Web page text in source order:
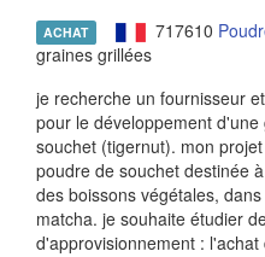
ACHAT 717610
graines grillées
je recherche un fournisseur
pour le développement
souchet (tigernut). mon
poudre de souchet destinée
des boissons végétales,
matcha. je souhaite étudier
d'approvisionnement :